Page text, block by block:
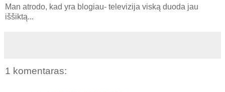
Man atrodo, kad yra blogiau- televizija viską duoda jau
iššiktą...
1 komentaras: